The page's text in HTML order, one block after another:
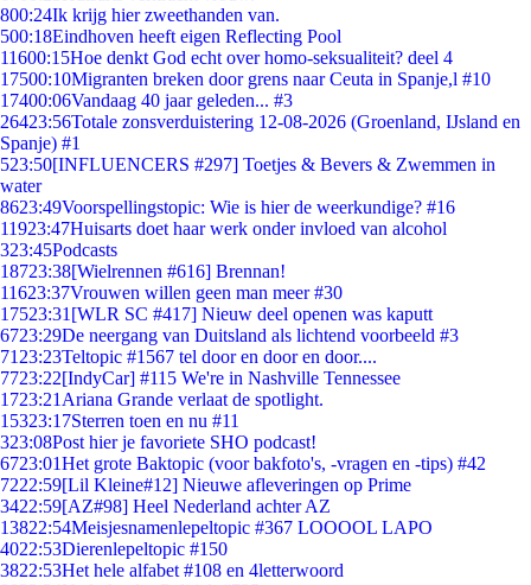
800:24Ik krijg hier zweethanden van.
500:18Eindhoven heeft eigen Reflecting Pool
11600:15Hoe denkt God echt over homo-seksualiteit? deel 4
17500:10Migranten breken door grens naar Ceuta in Spanje,l #10
17400:06Vandaag 40 jaar geleden... #3
26423:56Totale zonsverduistering 12-08-2026 (Groenland, IJsland en
Spanje) #1
523:50[INFLUENCERS #297] Toetjes & Bevers & Zwemmen in
water
8623:49Voorspellingstopic: Wie is hier de weerkundige? #16
11923:47Huisarts doet haar werk onder invloed van alcohol
323:45Podcasts
18723:38[Wielrennen #616] Brennan!
11623:37Vrouwen willen geen man meer #30
17523:31 [WLR SC #417] Nieuw deel openen was kaputt
6723:29De neergang van Duitsland als lichtend voorbeeld #3
71 23:23Teltopic #1567 tel door en door en door....
7723:22[IndyCar] #115 We're in Nashville Tennessee
1723:21 Ariana Grande verlaat de spotlight.
15323:17Sterren toen en nu #11
323:08Post hier je favoriete SHO podcast!
6723:01Het grote Baktopic (voor bakfoto's, -vragen en -tips) #42
7222:59[Lil Kleine#12] Nieuwe afleveringen op Prime
3422:59[AZ#98] Heel Nederland achter AZ
13822:54Meisjesnamenlepeltopic #367 LOOOOL LAPO
4022:53Dierenlepeltopic #150
3822:53Het hele alfabet #108 en 4letterwoord